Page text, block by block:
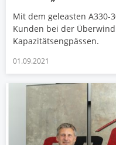
Mit dem geleasten A330-
Kunden bei der
Kapazitätsengpässen.
01.09.2021